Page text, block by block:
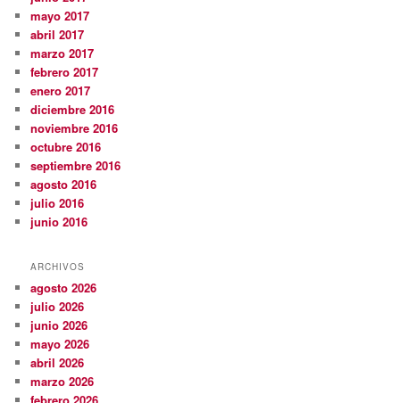
mayo 2017
abril 2017
marzo 2017
febrero 2017
enero 2017
diciembre 2016
noviembre 2016
octubre 2016
septiembre 2016
agosto 2016
julio 2016
junio 2016
ARCHIVOS
agosto 2026
julio 2026
junio 2026
mayo 2026
abril 2026
marzo 2026
febrero 2026